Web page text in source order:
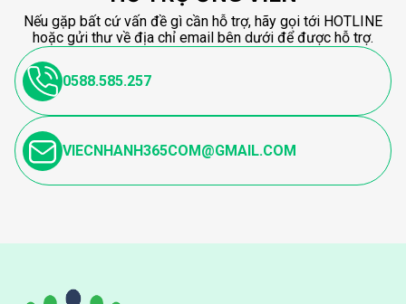
Nếu gặp bất cứ vấn đề gì cần hỗ trợ, hãy gọi tới HOTLINE
hoặc gửi thư về địa chỉ email bên dưới để được hỗ trợ.
0588.585.257
VIECNHANH365COM@GMAIL.COM